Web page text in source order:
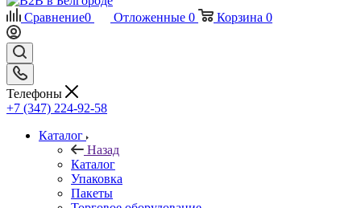
Сравнение0 Отложенные 0 Корзина 0
Телефоны
+7 (347) 224-92-58
Каталог
Назад
Каталог
Упаковка
Пакеты